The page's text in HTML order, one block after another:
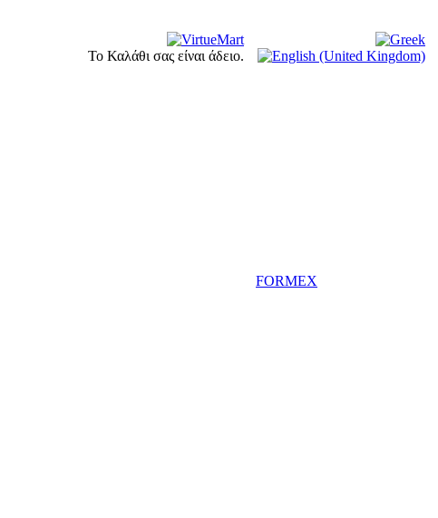
Το Καλάθι σας είναι άδειο.
FORMEX